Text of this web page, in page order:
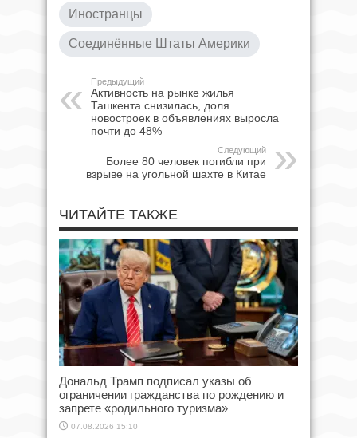
Иностранцы
Соединённые Штаты Америки
Предыдущий
Активность на рынке жилья
Ташкента снизилась, доля
новостроек в объявлениях выросла
почти до 48%
Следующий
Более 80 человек погибли при
взрыве на угольной шахте в Китае
ЧИТАЙТЕ ТАКЖЕ
Дональд Трамп подписал указы об
ограничении гражданства по рождению и
запрете «родильного туризма»
07.08.2026 15:10